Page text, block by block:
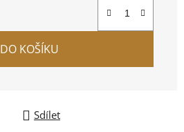
DO KOŠÍKU
Sdílet